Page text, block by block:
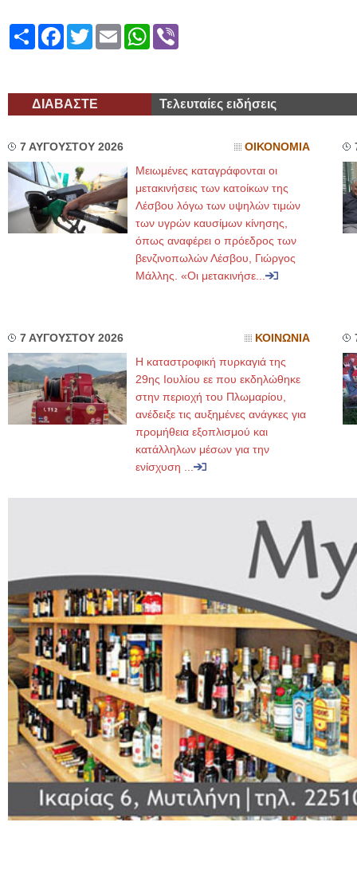
ShareFacebook
TwitterEmailWhatsApp
ΔΙΑΒΑΣΤΕ Τελευταίες ειδήσεις
7 ΑΥΓΟΥΣΤΟΥ 2026 ΟΙΚΟΝΟΜΙΑ
Μειωμένες καταγράφονται οι
μετακινήσεις των κατοίκων της
Λέσβου λόγω των υψηλών τιμών
των υγρών καυσίμων κίνησης,
όπως αναφέρει ο πρόεδρος των
βενζινοπωλών Λέσβου, Γιώργος
Μάλλης. «Οι μετακινήσε...
7 ΑΥΓΟΥΣΤΟΥ 2026 ΚΟΙΝΩΝΙΑ
Η καταστροφική πυρκαγιά της
29ης Ιουλίου εε που εκδηλώθηκε
στην περιοχή του Πλωμαρίου,
ανέδειξε τις αυξημένες ανάγκες για
προμήθεια εξοπλισμού και
κατάλληλων μέσων για την
ενίσχυση ...